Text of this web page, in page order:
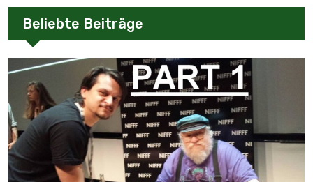
Beliebte Beiträge